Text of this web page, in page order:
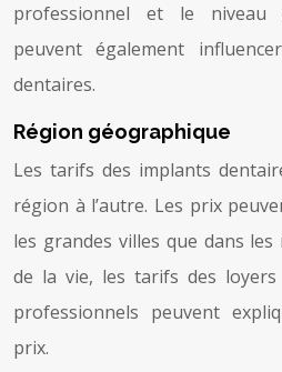
professionnel et le niveau
peuvent également
dentaires.
Région géographique
Les tarifs des implants
région à l’autre. Les prix
les grandes villes que dans
de la vie, les tarifs des
professionnels peuvent
prix.